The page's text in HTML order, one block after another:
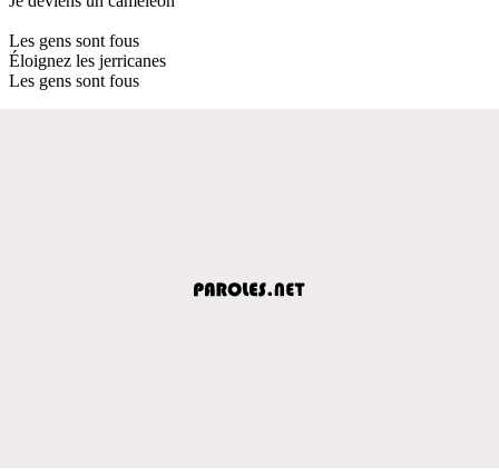
Les gens sont fous
Éloignez les jerricanes
Les gens sont fous